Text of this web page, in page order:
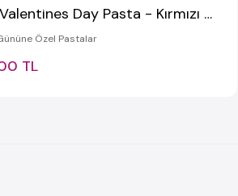
Happy Valentines Day Pasta - Kırmızı Kalpli Pasta
Özel Pastalar
TL